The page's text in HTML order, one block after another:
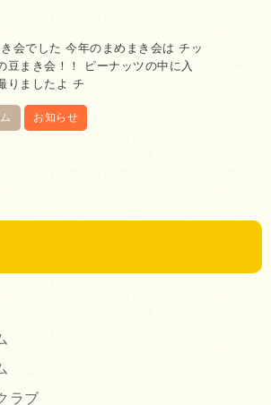
会でした 今年のまめまき会は チッ
豆まき会！！ ピーナッツの中に入
りましたよ チ
お知らせ
ラブ